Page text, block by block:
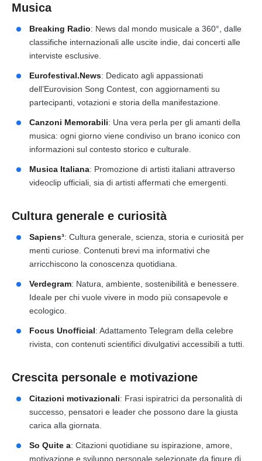
Musica
Breaking Radio: News dal mondo musicale a 360°, dalle
classifiche internazionali alle uscite indie, dai concerti alle
interviste esclusive.
Eurofestival.News: Dedicato agli appassionati
dell’Eurovision Song Contest, con aggiornamenti su
partecipanti, votazioni e storia della manifestazione.
Canzoni Memorabili: Una vera perla per gli amanti della
musica: ogni giorno viene condiviso un brano iconico con
informazioni sul contesto storico e culturale.
Musica Italiana: Promozione di artisti italiani attraverso
videoclip ufficiali, sia di artisti affermati che emergenti.
Cultura generale e curiosità
Sapiens³: Cultura generale, scienza, storia e curiosità per
menti curiose. Contenuti brevi ma informativi che
arricchiscono la conoscenza quotidiana.
Verdegram: Natura, ambiente, sostenibilità e benessere.
Ideale per chi vuole vivere in modo più consapevole e
ecologico.
Focus Unofficial: Adattamento Telegram della celebre
rivista, con contenuti scientifici divulgativi accessibili a tutti.
Crescita personale e motivazione
Citazioni motivazionali: Frasi ispiratrici da personalità di
successo, pensatori e leader che possono dare la giusta
carica alla giornata.
So Quite a: Citazioni quotidiane su ispirazione, amore,
motivazione e sviluppo personale selezionate da figure di